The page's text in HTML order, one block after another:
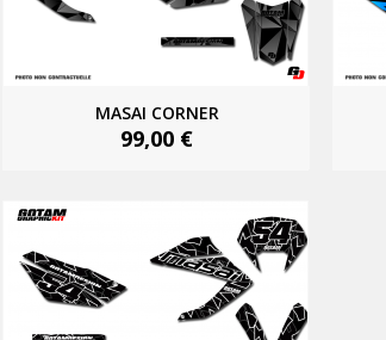
MASAI CORNER
99,00 €